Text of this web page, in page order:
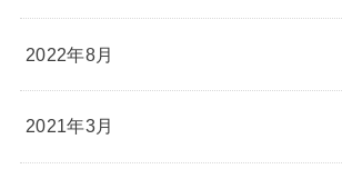
2022年8月
2021年3月